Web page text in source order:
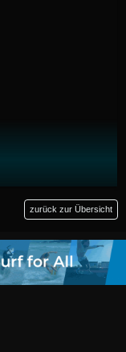
zurück zur Übersicht